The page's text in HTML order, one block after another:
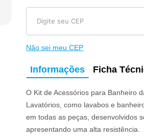
Não sei meu CEP
Informações Ficha
O Kit de Acessórios para Banheiro
Lavatórios, como lavabos e
em todas as peças, desenvolvidos
apresentando uma alta resistência.